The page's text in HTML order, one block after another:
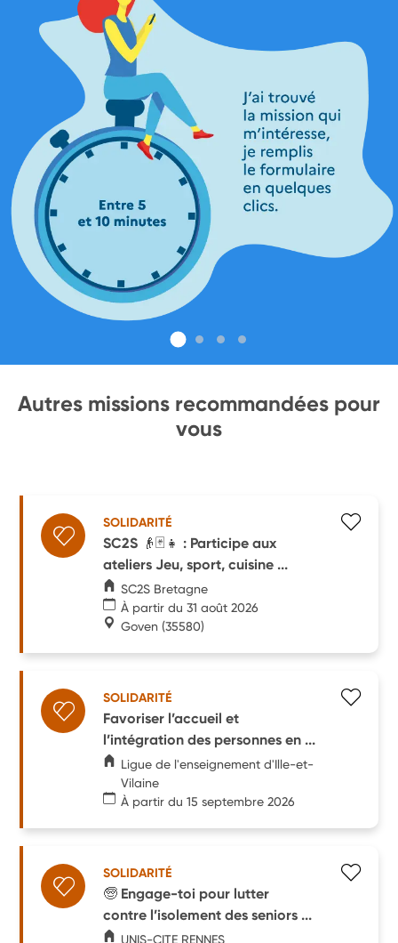
Autres missions recommandées pour
vous
SOLIDARITÉ
SC2S 👴🃏👧 : Participe aux
ateliers Jeu, sport, cuisine ...
SC2S Bretagne
À partir du 31 août 2026
Goven (35580)
SOLIDARITÉ
Favoriser l’accueil et
l’intégration des personnes en ...
Ligue de l'enseignement d'Ille-et-
Vilaine
À partir du 15 septembre 2026
SOLIDARITÉ
🧓 Engage-toi pour lutter
contre l’isolement des seniors ...
UNIS-CITE RENNES